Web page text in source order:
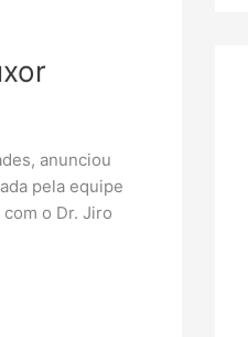
anunciou
pela equipe
o Dr. Jiro